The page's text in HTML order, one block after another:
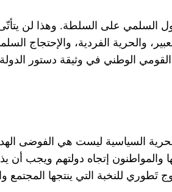
السلمي على السلطة. وهذا لن يتأت
، والحرية الفردية، والإحتجاج
القومي الوطني في وثيقة دستور
السياسية ليست هي الفوضى
والمواطنون إتجاه دولتهم ويجب
تَطوري للنخبة التي ينتجها المجتمع